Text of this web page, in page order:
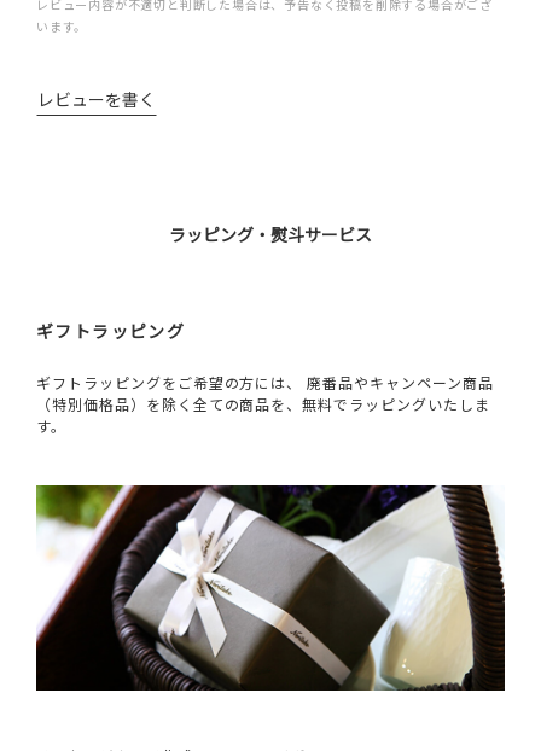
レビュー内容が不適切と判断した場合は、予告なく投稿を削除する場合がござ
います。
レビューを書く
ラッピング・熨斗サービス
ギフトラッピング
ギフトラッピングをご希望の方には、 廃番品やキャンペーン商品
（特別価格品）を除く全ての商品を、無料でラッピングいたしま
す。